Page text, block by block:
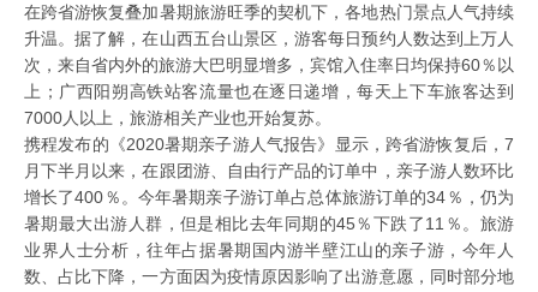
在跨省游恢复叠加暑期旅游旺季的契机下，各地热门景点人气持续
升温。据了解，在山西五台山景区，游客每日预约人数达到上万人
次，来自省内外的旅游大巴明显增多，宾馆入住率日均保持60％以
上；广西阳朔高铁站客流量也在逐日递增，每天上下车旅客达到
7000人以上，旅游相关产业也开始复苏。
携程发布的《2020暑期亲子游人气报告》显示，跨省游恢复后，7
月下半月以来，在跟团游、自由行产品的订单中，亲子游人数环比
增长了400％。今年暑期亲子游订单占总体旅游订单的34％，仍为
暑期最大出游人群，但是相比去年同期的45％下跌了11％。旅游
业界人士分析，往年占据暑期国内游半壁江山的亲子游，今年人
数、占比下降，一方面因为疫情原因影响了出游意愿，同时部分地